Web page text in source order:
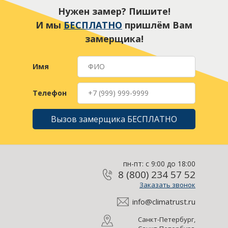
Нужен замер? Пишите!
И мыБЕСПЛАТНО пришлём Вам
замерщика!
Имя
Телефон
Вызов замерщика БЕСПЛАТНО
пн-пт: с 9:00 до 18:00
8 (800) 234 57 52
Заказать звонок
info@climatrust.ru
Санкт-Петербург,